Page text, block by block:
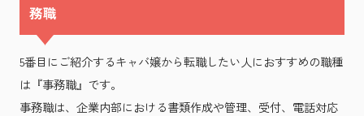
務職
5番目にご紹介するキャバ嬢から転職したい人におすすめの職種
は『事務職』です。
事務職は、企業内部における書類作成や管理、受付、電話対応